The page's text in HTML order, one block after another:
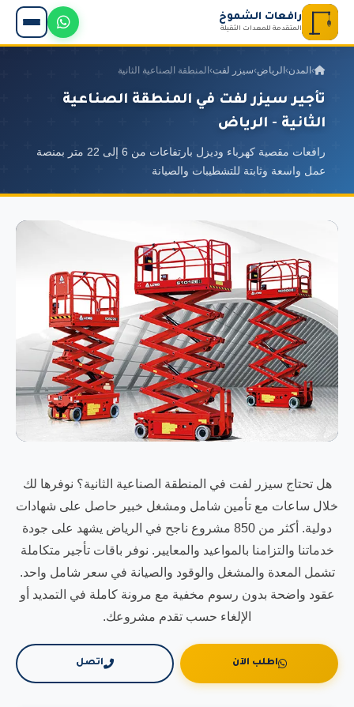
رافعات الشموخ
المتقدمة للمعدات الثقيلة
› المدن› الرياض›سيزر لفت› المنطقة الصناعية الثانية
تأجير سيزر لفت في المنطقة الصناعية
الثانية - الرياض
رافعات مقصية كهرباء وديزل بارتفاعات من 6 إلى 22 متر بمنصة
عمل واسعة وثابتة للتشطيبات والصيانة
هل تحتاج سيزر لفت في المنطقة الصناعية الثانية؟ نوفرها لك
خلال ساعات مع تأمين شامل ومشغل خبير حاصل على شهادات
دولية. أكثر من 850 مشروع ناجح في الرياض يشهد على جودة
خدماتنا والتزامنا بالمواعيد والمعايير. نوفر باقات تأجير متكاملة
تشمل المعدة والمشغل والوقود والصيانة في سعر شامل واحد.
عقود واضحة بدون رسوم مخفية مع مرونة كاملة في التمديد أو
الإلغاء حسب تقدم مشروعك.
اطلب الآن اتصل